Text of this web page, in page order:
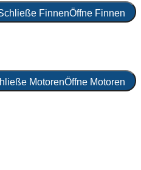
FinnenÖffne Finnen
MotorenÖffne Motoren